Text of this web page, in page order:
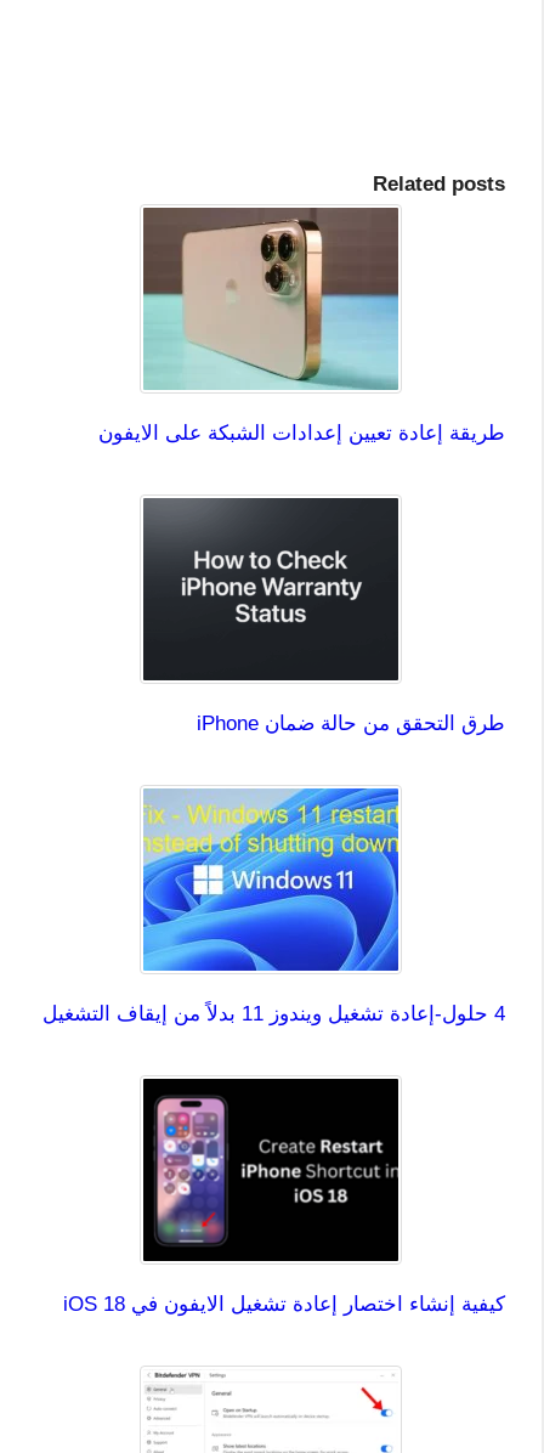
Related posts
طريقة إعادة تعيين إعدادات الشبكة على الايفون
طرق التحقق من حالة ضمان iPhone
4 حلول-إعادة تشغيل ويندوز 11 بدلاً من إيقاف التشغيل
كيفية إنشاء اختصار إعادة تشغيل الايفون في iOS 18